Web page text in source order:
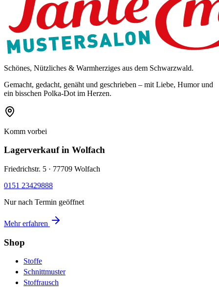
Schönes, Nützliches & Warmherziges aus dem Schwarzwald.
Gemacht, gedacht, genäht und geschrieben – mit Liebe, Humor und
ein bisschen Polka-Dot im Herzen.
Komm vorbei
Lagerverkaufin Wolfach
Friedrichstr. 5 · 77709 Wolfach
0151 23429888
Nur nach Termin geöffnet
Mehr erfahren
Shop
Stoffe
Schnittmuster
Stoffrausch